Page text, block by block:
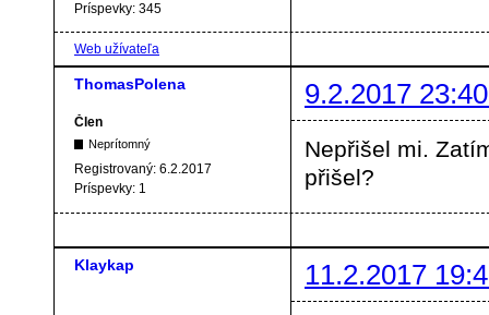
Príspevky: 345
Web užívateľa
ThomasPolena 9.2.2017
Člen
Neprítomný
Registrovaný: 6.2.2017
Príspevky: 1
Nepřišel mi.
přišel?
Klaykap 11.2.2017